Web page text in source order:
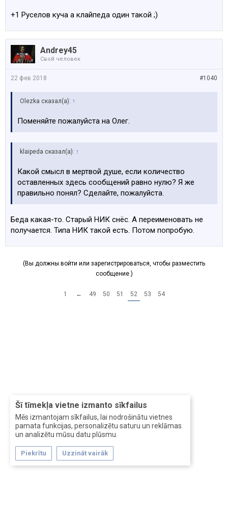
Šī tīmekļa vietne izmanto sīkfailus
Mēs izmantojam sīkfailus, lai nodrošinātu vietnes
pamata funkcijas, personalizētu saturu un reklāmas
un analizētu mūsu datu plūsmu.
Piekrītu Uzzināt vairāk
+1 Руселов куча а клайпеда один такой ;)
Andrey45
Свой человек
#1040
22 фев 2018
Olezka сказал(а): ↑
Поменяйте пожалуйста на Олег.
klaipeda сказал(а): ↑
Какой смысл в мертвой душе, если количество
оставленных здесь сообщений равно нулю? Я же
правильно понял? Сделайте, пожалуйста.
Беда какая-то. Старый НИК снёс. А переименовать не
получается. Типа НИК такой есть. Потом попробую.
(Вы должны войти или зарегистрироваться, чтобы разместить
сообщение.)
1 ← 49 50 51 52 53 54